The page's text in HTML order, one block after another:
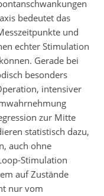
bedeutet das
und
echter Stimulation
Gerade bei
besonders
intensiver
zur Mitte
statistisch dazu,
auch ohne
Stimulation
auf Zustände
nur vom